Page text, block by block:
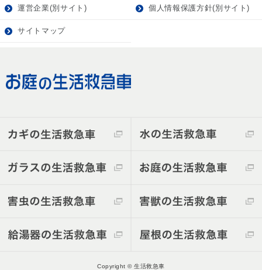
運営企業(別サイト) 個人情報保護方針(別サイト)
サイトマップ
Copyright © 生活救急車